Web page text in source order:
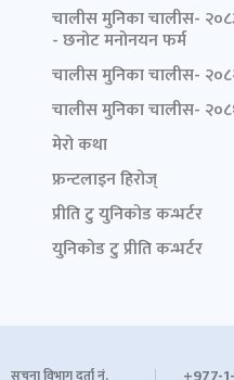
चालीस मुनिका चालीस-
- छनोट मनोनयन फर्म
चालीस मुनिका चालीस-
चालीस मुनिका चालीस-
मेरो कथा
फ्रन्टलाइन हिरोज्
प्रीति टु युनिकोड कन्भर्टर
युनिकोड टु प्रीति कन्भर्टर
सूचना विभाग दर्ता नं.